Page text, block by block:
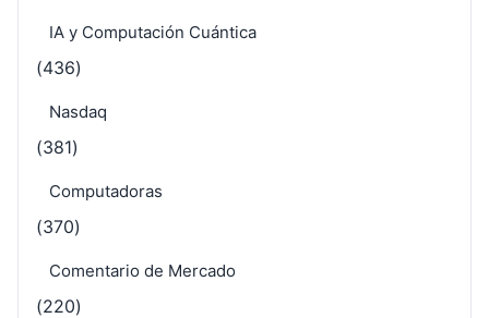
IA y Computación Cuántica
(436)
Nasdaq
(381)
Computadoras
(370)
Comentario de Mercado
(220)